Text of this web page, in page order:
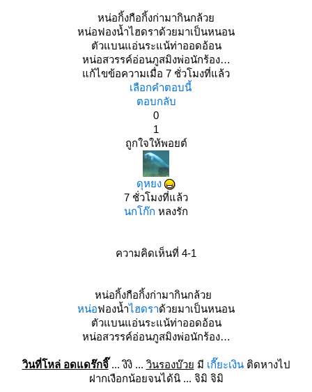
หน่อกิ้งกือกิ้งก่ามากินกล้ว
หน่อฟองน้ำไฮดราด้วยมาเป็นหนอน
ตัวแบนแอ่นระแน้ท่าออดอ้อน
หน่อสวรรค์อ่อนภูสมิงพ่อนักร้อง
ก้ไขข้อความเมื่อ 7 ชั่วโมงที่แล้ว
เลือกคำตอบนี้
ตอบกลับ
0
1
ถูกใจให้พอยต์
ดุหยง
7 ชั่วโมงที่แล้ว
นกโก๊ก หลงรัก
ความคิดเห็นที่ 4-1
หน่อกิ้งกือกิ้งก่ามากินกล้ว
หน่อฟองน้ำไฮดราด้วยมาเป็นหนอน
ตัวแบนแอ่นระแน้ท่าออดอ้อน
หน่อสวรรค์อ่อนภูสมิงพ่อนักร้อง
วินที่โหล่ อดแดร๊กจิ๊... งิงิ ... วินรองบ๊ว มี เกี๊ยะเงินติดหางไป
ฝากเงือกน้อยจนได้นิ ... จิมิ จิมิ